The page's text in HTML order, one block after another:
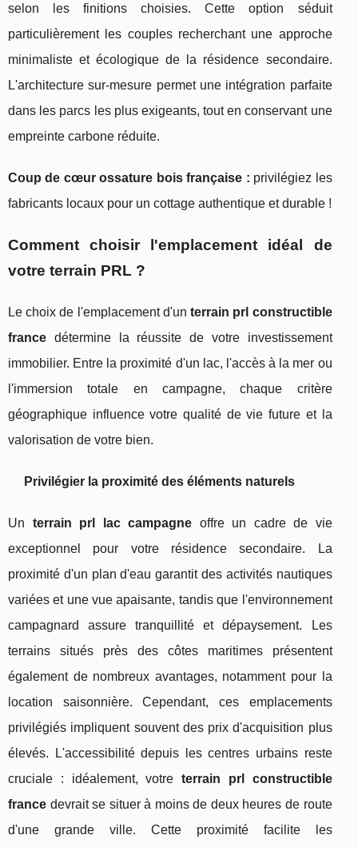
selon les finitions choisies. Cette option séduit
particulièrement les couples recherchant une approche
minimaliste et écologique de la résidence secondaire.
L'architecture sur-mesure permet une intégration parfaite
dans les parcs les plus exigeants, tout en conservant une
empreinte carbone réduite.
Coup de cœur ossature bois française : privilégiez les
fabricants locaux pour un cottage authentique et durable !
Comment choisir l'emplacement idéal de
votre terrain PRL ?
Le choix de l'emplacement d'unterrain prl constructible
france détermine la réussite de votre investissement
immobilier. Entre la proximité d'un lac, l'accès à la mer ou
l'immersion totale en campagne, chaque critère
géographique influence votre qualité de vie future et la
valorisation de votre bien.
Privilégier la proximité des éléments naturels
Un terrain prl lac campagne offre un cadre de vie
exceptionnel pour votre résidence secondaire. La
proximité d'un plan d'eau garantit des activités nautiques
variées et une vue apaisante, tandis que l'environnement
campagnard assure tranquillité et dépaysement. Les
terrains situés près des côtes maritimes présentent
également de nombreux avantages, notamment pour la
location saisonnière. Cependant, ces emplacements
privilégiés impliquent souvent des prix d'acquisition plus
élevés. L'accessibilité depuis les centres urbains reste
cruciale : idéalement, votreterrain prl constructible
france devrait se situer à moins de deux heures de route
d'une grande ville. Cette proximité facilite les